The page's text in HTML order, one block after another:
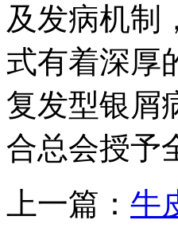
及发病机制
式有着深厚
复发型银屑
合总会授予
上一篇： 牛